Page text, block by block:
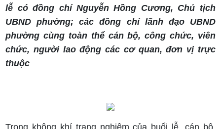
lễ có đồng chí Nguyễn Hồng Cương, Chủ tịch
UBND phường; các đồng chí lãnh đạo UBND
phường cùng toàn thể cán bộ, công chức, viên
chức, người lao động các cơ quan, đơn vị trực
thuộc